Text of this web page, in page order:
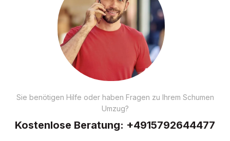
Sie benötigen Hilfe oder haben Fragen zu Ihrem Schumen
Umzug?
Kostenlose Beratung: +4915792644477